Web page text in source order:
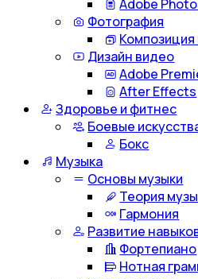
Adobe
Фотография
Дизайн видео
Adobe
After Effects
Здоровье и фитнес
Боевые
Бокс
Музыка
Основы музыки
Теория
Гармония
Развитие
Фортепиано
Нотная